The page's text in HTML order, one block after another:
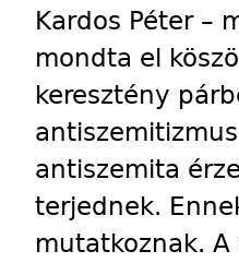
Kardos Péter –
mondta el
keresztény
antiszemita
terjednek.
mutatkoznak.